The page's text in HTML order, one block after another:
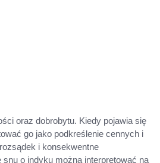
oraz dobrobytu. Kiedy pojawia się
go jako podkreślenie cennych i
i konsekwentne
snu o indyku można interpretować na